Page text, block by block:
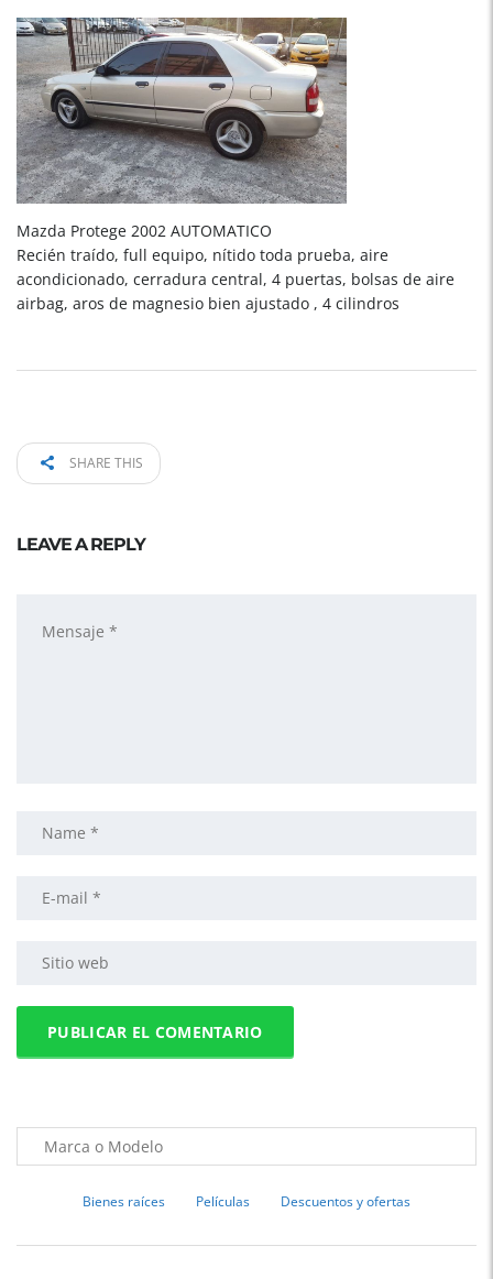
Mazda Protege 2002 AUTOMATICO
Recién traído, full equipo, nítido toda prueba, aire
acondicionado, cerradura central, 4 puertas, bolsas de aire
airbag, aros de magnesio bien ajustado , 4 cilindros
SHARE THIS
LEAVE A REPLY
Bienes raíces Películas Descuentos y ofertas